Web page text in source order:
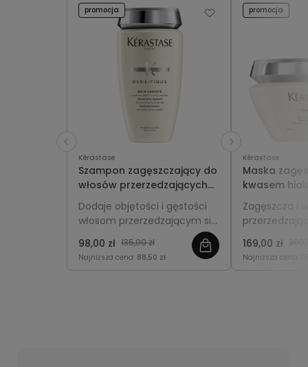
Kérastase
Szampon zagęszczający do
włosów przerzedzających
się - Kérastase Densifique
Bain Densité 250ml
Dodaje objętości i gęstości
włosom przerzedzającym się,
wzmacnia je od nasady i
przywraca lekkość oraz
sprężystość.
98,00 zł 135,00 zł
Najniższa cena: 88,50 zł
promocja
Kérastase
Maska
kwasem
włosów
się -
200ml
Zagęszcza i
regeneruje,
pasmom
169,00 zł
Najniższa cena:
promocja